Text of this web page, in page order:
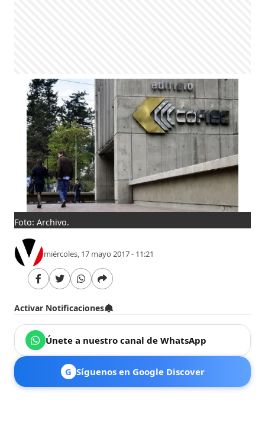
Foto: Archivo.
miércoles, 17 mayo 2017 - 11:21
Activar Notificaciones
Únete a nuestro canal de WhatsApp
G Síguenos en Google Discover